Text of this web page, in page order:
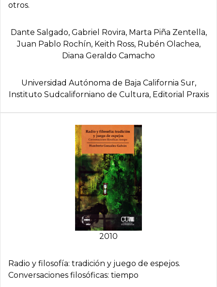
otros.
Dante Salgado, Gabriel Rovira, Marta Piña Zentella,
Juan Pablo Rochí­n, Keith Ross, Rubén Olachea,
Diana Geraldo Camacho
Universidad Autónoma de Baja California Sur,
Instituto Sudcaliforniano de Cultura, Editorial Praxis
2010
Radio y filosofí­a: tradición y juego de espejos.
Conversaciones filosóficas: tiempo